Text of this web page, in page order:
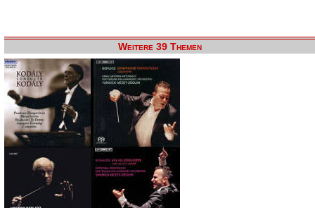
Weitere 39 Themen